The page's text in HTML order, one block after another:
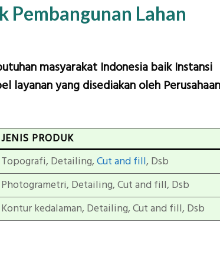
Lahan
masyarakat Indonesia baik Instansi
layanan yang disediakan oleh Perusahaan
JENIS PRODUK
Topografi, Detailing, Cut and fill, Dsb
Photogrametri, Detailing, Cut and fill, Dsb
Kontur kedalaman, Detailing, Cut and fill, Dsb